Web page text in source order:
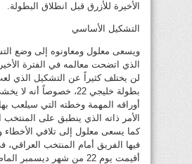
الأخيرة للأزرق قبل انطلاق البطولة.
التشكيل الأساسي
ويسعى معلول ومعاونوه إلى وضع
الذي اتضحت معالمه في الفترة
لن يختلف كثيراً عن التشكيل الذي
بطولة خليجي 22، خصوصاً
أوراقه المهمة وخطته التي سيلعب
الأمر ذاته الذي ينطبق على المنتخب
كما يسعى معلول إلى تلافي الأخطاء
فيها الفريق أمام المنتخب العراقي،
أقيمت يوم 22 من شهر